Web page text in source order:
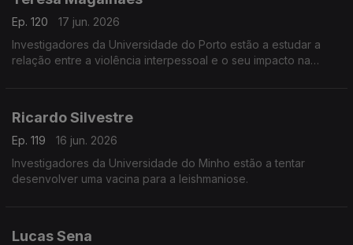
Ep. 120
17 jun. 2026
Investigadores da Universidade do Porto estão a estudar a
relação entre a violência interpessoal e o seu impacto na
Ricardo Silvestre
Ep. 119
16 jun. 2026
Investigadores da Universidade do Minho estão a tentar
desenvolver uma vacina para a leishmaniose.
Lucas Sena